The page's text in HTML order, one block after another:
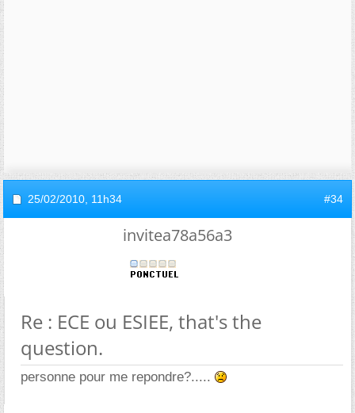
25/02/2010, 11h34 #34
invitea78a56a3
Re : ECE ou ESIEE, that's the
question.
personne pour me repondre?.....